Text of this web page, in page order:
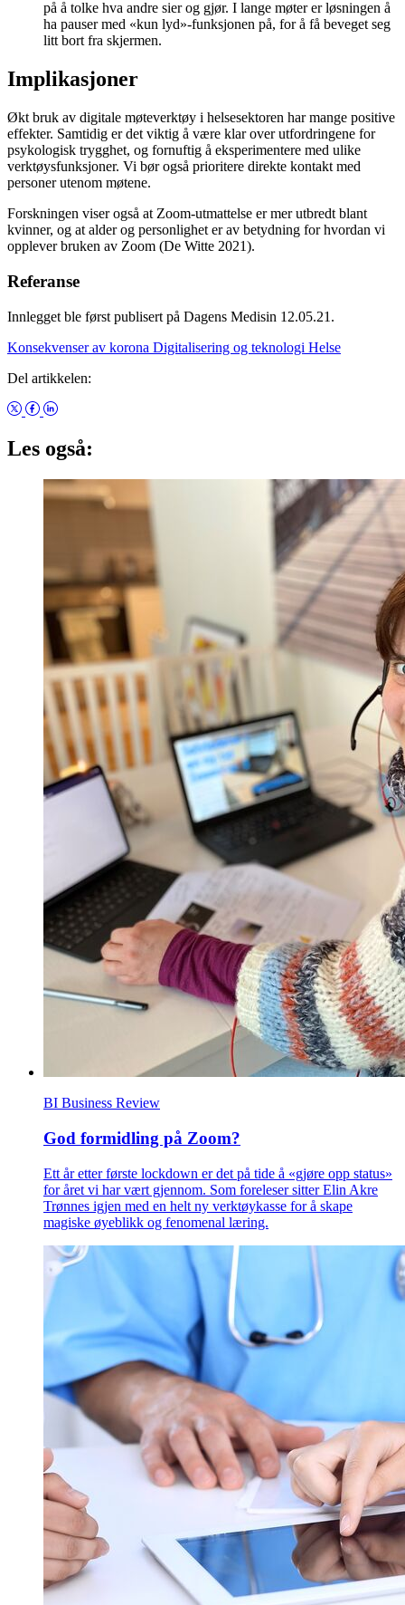
på å tolke hva andre sier og gjør. I lange møter er løsningen å
ha pauser med «kun lyd»-funksjonen på, for å få beveget seg
litt bort fra skjermen.
Implikasjoner
Økt bruk av digitale møteverktøy i helsesektoren har mange positive
effekter. Samtidig er det viktig å være klar over utfordringene for
psykologisk trygghet, og fornuftig å eksperimentere med ulike
verktøysfunksjoner. Vi bør også prioritere direkte kontakt med
personer utenom møtene.
Forskningen viser også at Zoom-utmattelse er mer utbredt blant
kvinner, og at alder og personlighet er av betydning for hvordan vi
opplever bruken av Zoom (De Witte 2021).
Referanse
Innlegget ble først publisert på Dagens Medisin 12.05.21.
Konsekvenser av korona Digitalisering og teknologi Helse
Del artikkelen:
Les også:
BI Business Review
God formidling på Zoom?
Ett år etter første lockdown er det på tide å «gjøre opp status»
for året vi har vært gjennom. Som foreleser sitter Elin Akre
Trønnes igjen med en helt ny verktøykasse for å skape
magiske øyeblikk og fenomenal læring.